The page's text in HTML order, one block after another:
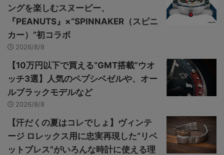
ングを楽しむスヌーピー、
『PEANUTS』×“SPINNAKER（スピニ
カー）”初コラボ
2026/8/8
【10万円以下で買える“GMT搭載”ウオ
ッチ3選】人気のペプシベゼルや、オー
ルブラックモデルなど
2026/8/8
【汗だくの夏はコレでしょ】ヴィンテ
ージ ロレックス用に忠実再現した“リベ
ットブレス”がいろんな時計に使える理